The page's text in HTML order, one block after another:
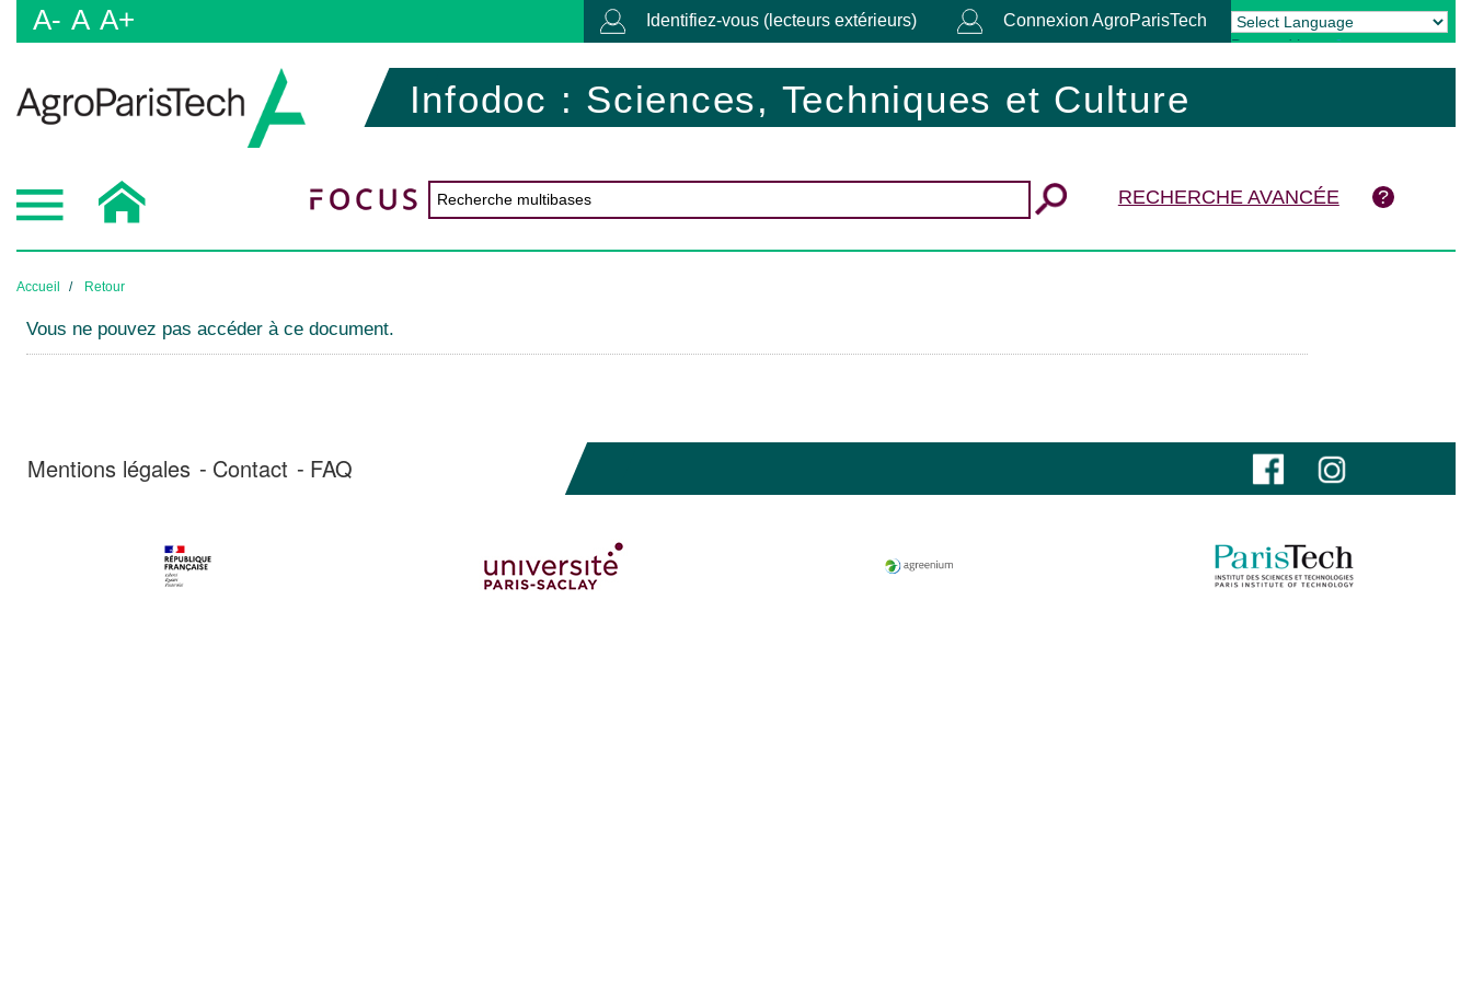
A- A A+ Identifiez-vous (lecteurs extérieurs) Connexion AgroParisTech
Powered by Translate
Infodoc : Sciences, Techniques et Culture
RECHERCHE AVANCÉE
Accueil Retour
Vous ne pouvez pas accéder à ce document.
Mentions légales Contact FAQ